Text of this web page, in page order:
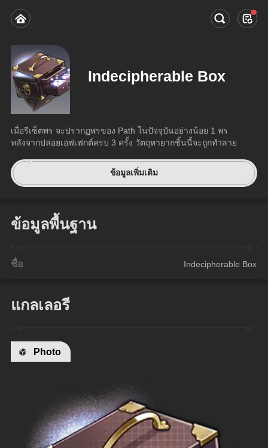
Indecipherable Box
เมื่อรีเซ็ตพร จะปรากฏพรของ Path ในปัจจุบันอย่างน้อย 1 พร
หลังจากปล่อยเอฟเฟกต์ครบ 3 ครั้ง วัตถุหายากชิ้นนี้จะถูกทำลาย
ข้อมูลเพิ่มเติม
ข้อมูลพื้นฐาน
ชื่อ Indecipherable Box
แกลเลอรี
Photo